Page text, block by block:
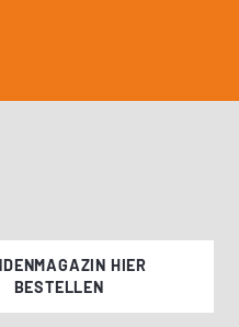
HIER
BESTELLEN